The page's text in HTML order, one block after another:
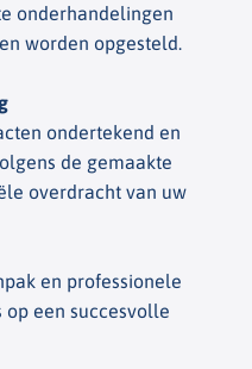
onderhandelingen
worden opgesteld.
ondertekend en
de gemaakte
overdracht van uw
en professionele
een succesvolle